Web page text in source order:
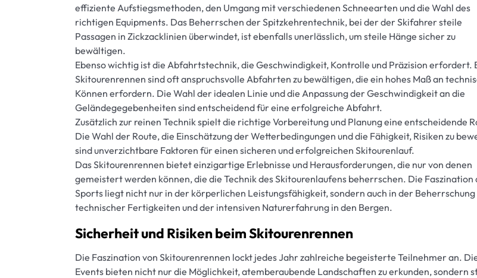
effiziente Aufstiegsmethoden, den Umgang mit verschiedenen Schneearten und die Wahl des
richtigen Equipments. Das Beherrschen der Spitzkehrentechnik, bei der der Skifahrer steile
Passagen in Zickzacklinien überwindet, ist ebenfalls unerlässlich, um steile Hänge sicher zu
bewältigen.
Ebenso wichtig ist die Abfahrtstechnik, die Geschwindigkeit, Kontrolle und Präzision erfordert.
Skitourenrennen sind oft anspruchsvolle Abfahrten zu bewältigen, die ein hohes Maß an
Können erfordern. Die Wahl der idealen Linie und die Anpassung der Geschwindigkeit an die
Geländegegebenheiten sind entscheidend für eine erfolgreiche Abfahrt.
Zusätzlich zur reinen Technik spielt die richtige Vorbereitung und Planung eine entscheidende
Die Wahl der Route, die Einschätzung der Wetterbedingungen und die Fähigkeit, Risiken zu
sind unverzichtbare Faktoren für einen sicheren und erfolgreichen Skitourenlauf.
Das Skitourenrennen bietet einzigartige Erlebnisse und Herausforderungen, die nur von denen
gemeistert werden können, die die Technik des Skitourenlaufens beherrschen. Die Faszination
Sports liegt nicht nur in der körperlichen Leistungsfähigkeit, sondern auch in der Beherrschung
technischer Fertigkeiten und der intensiven Naturerfahrung in den Bergen.
Sicherheit und Risiken beim Skitourenrennen
Die Faszination von Skitourenrennen lockt jedes Jahr zahlreiche begeisterte Teilnehmer an.
Events bieten nicht nur die Möglichkeit, atemberaubende Landschaften zu erkunden, sondern